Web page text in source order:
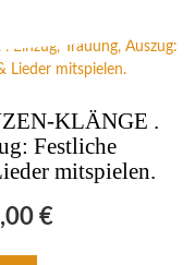
KLÄNGE .
Festliche
mitspielen.
€Aktueller
Preis